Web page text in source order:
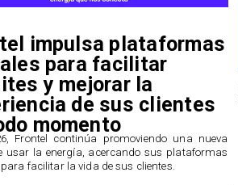
impulsa plataformas
para facilitar
y mejorar la
de sus clientes
momento
Frontel continúa promoviendo una nueva
usar la energía, acercando sus plataformas
facilitar la vida de sus clientes.